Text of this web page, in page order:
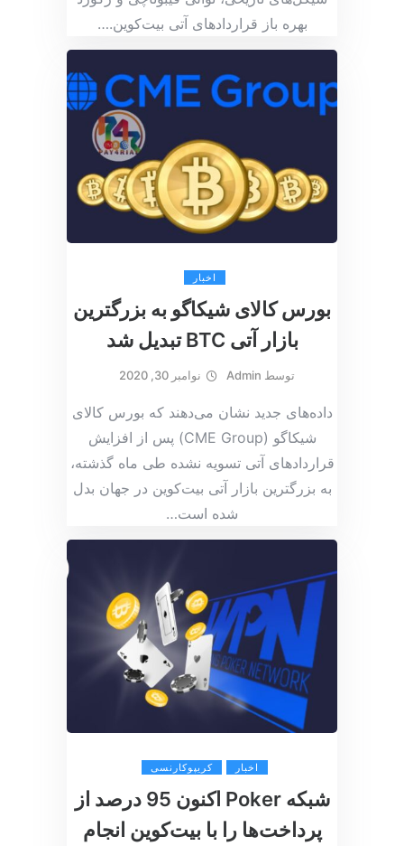
بهره باز قراردادهای آتی بیت‌کوین.…
اخبار
بورس کالای شیکاگو به بزرگترین
بازار آتی BTC تبدیل شد
توسط Admin نوامبر 30, 2020
داده‌های جدید نشان می‌دهند که بورس کالای
شیکاگو (CME Group) پس از افزایش
قراردادهای آتی تسویه نشده طی ماه گذشته،
به بزرگترین بازار آتی بیت‌کوین در جهان بدل
شده است…
اخبار کریپوکارنسی
شبکه Poker اکنون 95 درصد از
پرداخت‌ها را با بیت‌کوین انجام